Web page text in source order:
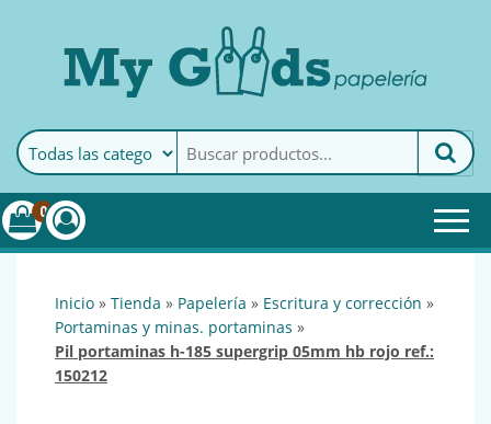
MyGoods · PapeleríaMy Goods es tu papelería
online de confianza. Podrás
encontrar todo lo necesario
0
inicio » tienda » papelería » escritura y corrección »
portaminas y minas. portaminas »
pil portaminas h-185 supergrip 05mm hb rojo ref.:
150212